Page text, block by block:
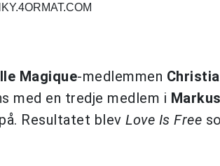
Magique-medlemmen
med en tredje medlem i
Resultatet blev Love Is Free